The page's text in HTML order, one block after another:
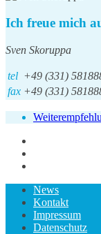
Ich freue mich
Sven Skoruppa
tel +49 (331)
fax +49 (331)
News
Kontakt
Impressum
Datenschutz